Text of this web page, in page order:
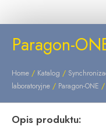
Paragon-
Home / Katalog /
laboratoryjne / Paragon-ONE /
Opis produktu: